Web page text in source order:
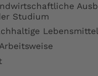
Studium